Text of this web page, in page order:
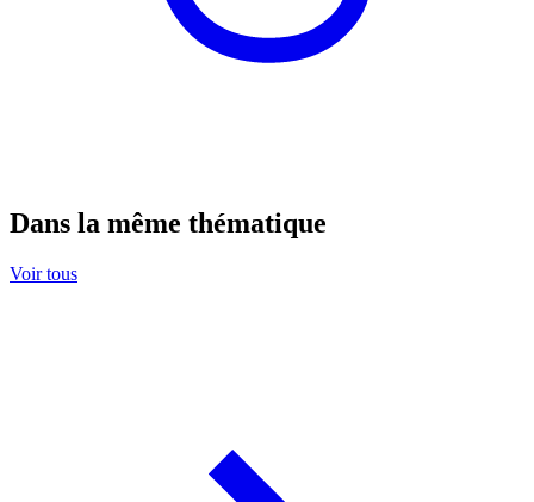
Dans la même thématique
Voir tous